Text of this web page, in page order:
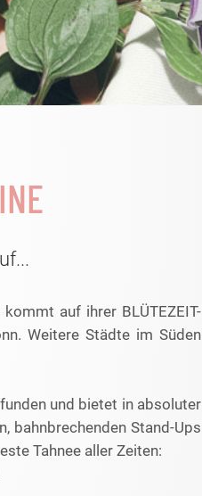
auf ihrer BLÜTEZEIT-
Weitere Städte im Süden
und bietet in absoluter
bahnbrechenden Stand-Ups
Tahnee aller Zeiten: